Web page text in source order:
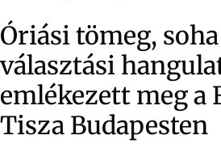
Óriási tömeg,
választási
emlékezett meg a
Tisza Budapesten